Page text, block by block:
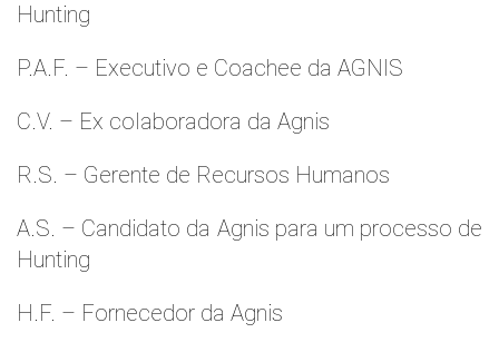
Hunting
P.A.F. – Executivo e Coachee da AGNIS
C.V. – Ex colaboradora da Agnis
R.S. – Gerente de Recursos Humanos
A.S. – Candidato da Agnis para um processo de
Hunting
H.F. – Fornecedor da Agnis